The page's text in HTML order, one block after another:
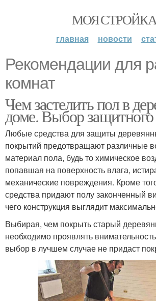
МОЯ
главная новости
Рекомендации для
комнат
Чем застелить пол в
доме. Выбор защитного
Любые средства для защиты
покрытий предотвращают различные
материал пола, будь то химическое
попавшая на поверхность влага,
механические повреждения. Кроме
средства придают полу законченный
чего конструкция выглядит
Выбирая, чем покрыть старый
необходимо проявлять
выбор в лучшем случае не придаст